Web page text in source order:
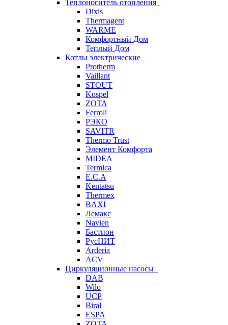
Теплоноситель отопления
Dixis
Thermagent
WARME
Комфортный Дом
Теплый Дом
Котлы электрические
Protherm
Vaillant
STOUT
Kospel
ZOTA
Ferroli
РЭКО
SAVITR
Thermo Trust
Элемент Комфорта
MIDEA
Termica
E.C.A
Kentatsu
Thermex
BAXI
Лемакс
Navien
Бастион
РусНИТ
Arderia
ACV
Циркуляционные насосы
DAB
Wilo
UCP
Biral
ESPA